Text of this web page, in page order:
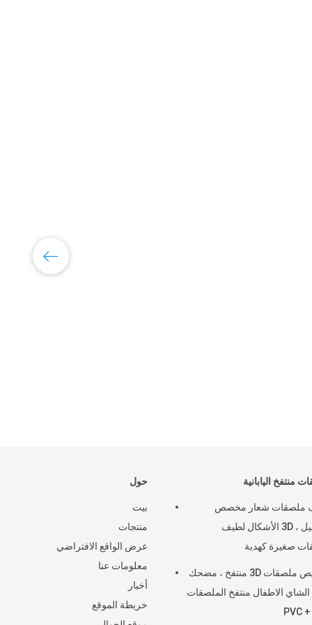
حول
بيت
منتجات
عرض الواقع الافتراضي
معلومات عنا
أخبار
خريطة الموقع
منتفخ اليابانية
ملصقات شعار مخصص
التجميل ، 3D الأشكال لطيف
صغيرة كهدية
تخصيص ملصقات 3D منتفخ ، مضحك
الاطفال منتفخ الملصقات
PVC